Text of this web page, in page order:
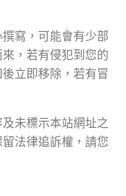
寫，可能會有少部
，若有侵犯到您的
立即移除，若有冒
未標示本站網址之
法律追訴權，請您